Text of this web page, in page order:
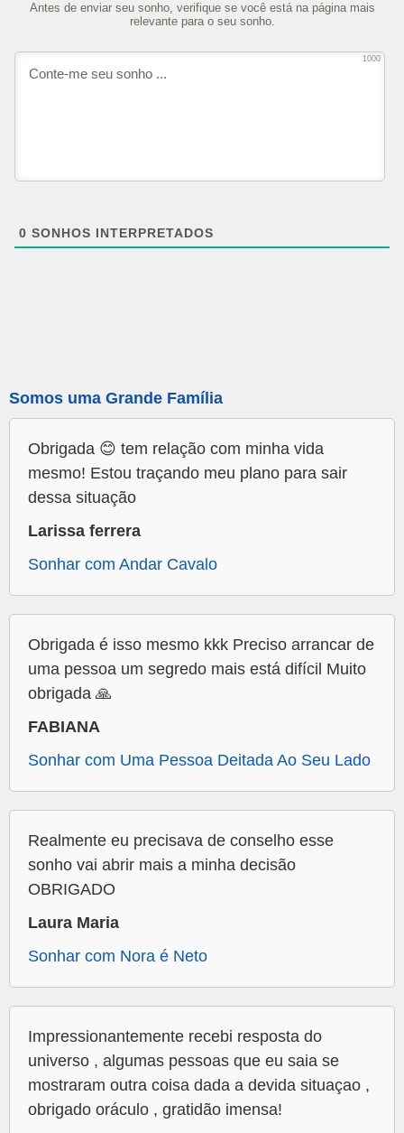
Antes de enviar seu sonho, verifique se você está na página mais
relevante para o seu sonho.
1000
0 SONHOS INTERPRETADOS
Somos uma Grande Família
Obrigada 😊 tem relação com minha vida
mesmo! Estou traçando meu plano para sair
dessa situação
Larissa ferrera
Sonhar com Andar Cavalo
Obrigada é isso mesmo kkk Preciso arrancar de
uma pessoa um segredo mais está difícil Muito
obrigada 🙏
FABIANA
Sonhar com Uma Pessoa Deitada Ao Seu Lado
Realmente eu precisava de conselho esse
sonho vai abrir mais a minha decisão
OBRIGADO
Laura Maria
Sonhar com Nora é Neto
Impressionantemente recebi resposta do
universo , algumas pessoas que eu saia se
mostraram outra coisa dada a devida situaçao ,
obrigado oráculo , gratidão imensa!